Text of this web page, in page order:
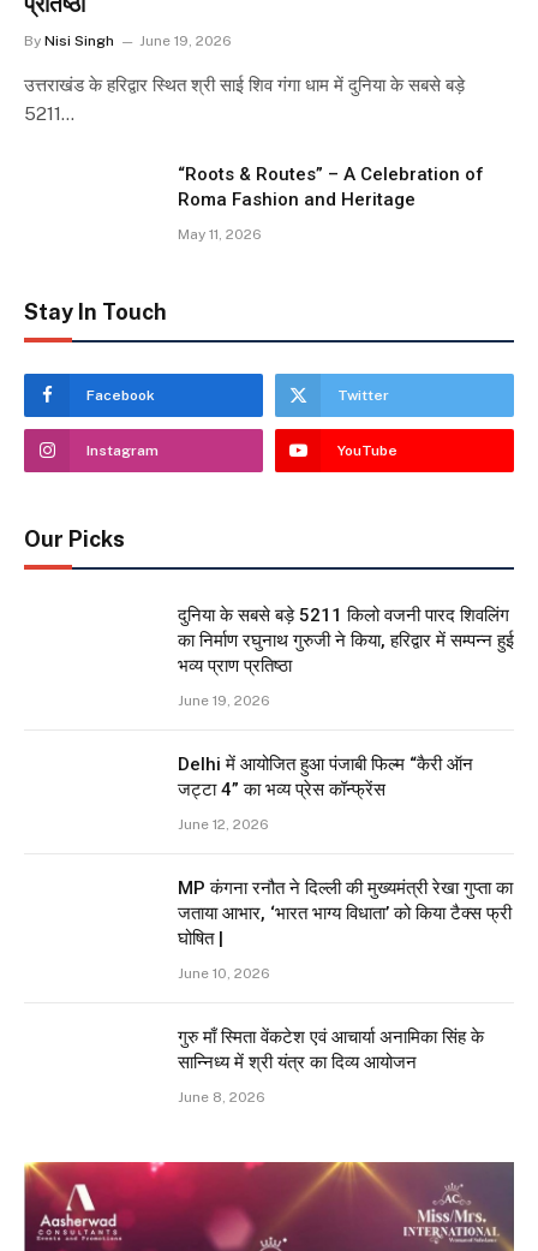
By Nisi Singh June 19, 2026
उत्तराखंड के हरिद्वार स्थित श्री साई शिव गंगा धाम में दुनिया के सबसे बड़े
5211…
“Roots & Routes” – A Celebration of
Roma Fashion and Heritage
May 11, 2026
Stay In Touch
Facebook Twitter
Instagram YouTube
Our Picks
दुनिया के सबसे बड़े 5211 किलो वजनी पारद शिवलिंग
का निर्माण रघुनाथ गुरुजी ने किया, हरिद्वार में सम्पन्न हुई
भव्य प्राण प्रतिष्ठा
June 19, 2026
Delhi में आयोजित हुआ पंजाबी फिल्म “कैरी ऑन
जट्टा 4” का भव्य प्रेस कॉन्फ्रेंस
June 12, 2026
MP कंगना रनौत ने दिल्ली की मुख्यमंत्री रेखा गुप्ता का
जताया आभार, ‘भारत भाग्य विधाता’ को किया टैक्स फ्री
घोषित |
June 10, 2026
गुरु माँ स्मिता वेंकटेश एवं आचार्या अनामिका सिंह के
सान्निध्य में श्री यंत्र का दिव्य आयोजन
June 8, 2026